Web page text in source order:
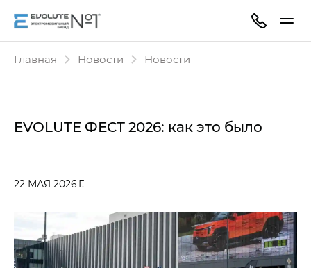
Главная Новости Новости
EVOLUTE ФЕСТ 2026: как это было
22 МАЯ 2026 Г.